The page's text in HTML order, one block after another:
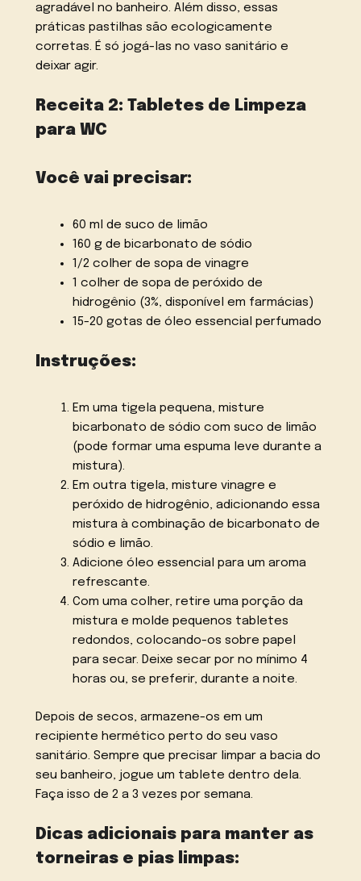
agradável no banheiro. Além disso, essas
práticas pastilhas são ecologicamente
corretas. É só jogá-las no vaso sanitário e
deixar agir.
Receita 2: Tabletes de Limpeza
para WC
Você vai precisar:
60 ml de suco de limão
160 g de bicarbonato de sódio
1/2 colher de sopa de vinagre
1 colher de sopa de peróxido de
hidrogênio (3%, disponível em farmácias)
15-20 gotas de óleo essencial perfumado
Instruções:
Em uma tigela pequena, misture
bicarbonato de sódio com suco de limão
(pode formar uma espuma leve durante a
mistura).
Em outra tigela, misture vinagre e
peróxido de hidrogênio, adicionando essa
mistura à combinação de bicarbonato de
sódio e limão.
Adicione óleo essencial para um aroma
refrescante.
Com uma colher, retire uma porção da
mistura e molde pequenos tabletes
redondos, colocando-os sobre papel
para secar. Deixe secar por no mínimo 4
horas ou, se preferir, durante a noite.
Depois de secos, armazene-os em um
recipiente hermético perto do seu vaso
sanitário. Sempre que precisar limpar a bacia do
seu banheiro, jogue um tablete dentro dela.
Faça isso de 2 a 3 vezes por semana.
Dicas adicionais para manter as
torneiras e pias limpas: